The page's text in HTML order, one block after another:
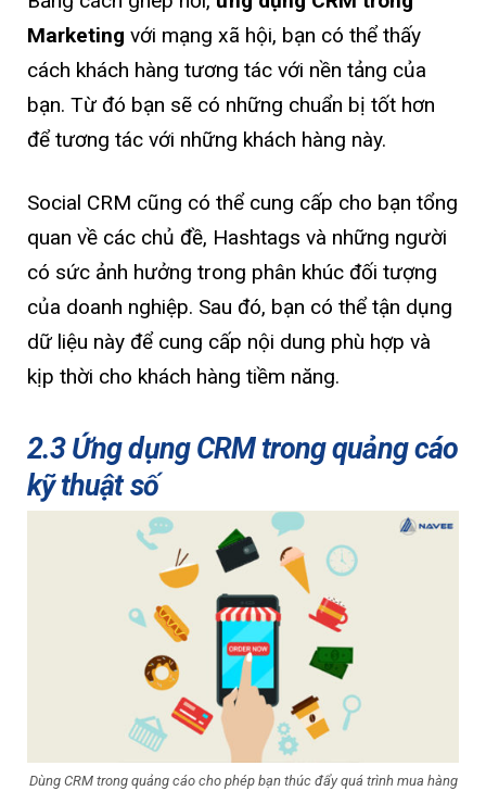
Marketing với mạng xã hội, bạn có thể thấy
cách khách hàng tương tác với nền tảng của
bạn. Từ đó bạn sẽ có những chuẩn bị tốt hơn
để tương tác với những khách hàng này.
Social CRM cũng có thể cung cấp cho bạn tổng
quan về các chủ đề, Hashtags và những người
có sức ảnh hưởng trong phân khúc đối tượng
của doanh nghiệp. Sau đó, bạn có thể tận dụng
dữ liệu này để cung cấp nội dung phù hợp và
kịp thời cho khách hàng tiềm năng.
2.3 Ứng dụng CRM trong quảng cáo
kỹ thuật số
Dùng CRM trong quảng cáo cho phép bạn thúc đẩy quá trình mua hàng